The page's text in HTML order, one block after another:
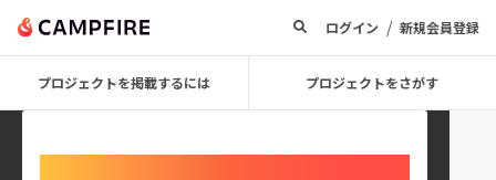
ログイン / 新規会員登録
プロジェクトを掲載するには プロジェクトをさがす